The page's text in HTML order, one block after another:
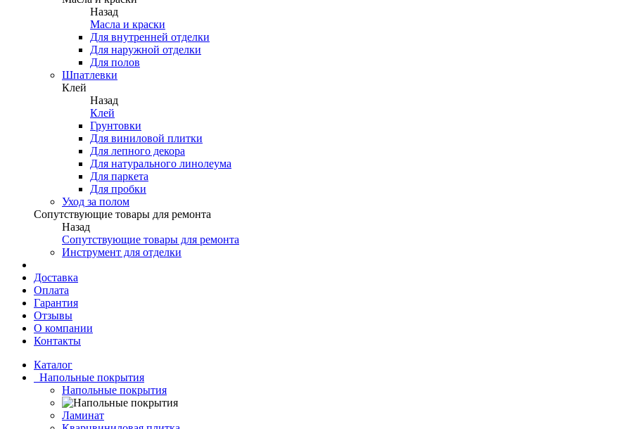
Назад
Масла и краски
Для внутренней отделки
Для наружной отделки
Для полов
Шпатлевки
Клей
Назад
Клей
Грунтовки
Для виниловой плитки
Для лепного декора
Для натурального линолеума
Для паркета
Для пробки
Уход за полом
Сопутствующие товары для ремонта
Назад
Сопутствующие товары для ремонта
Инструмент для отделки
Доставка
Оплата
Гарантия
Отзывы
О компании
Контакты
Каталог
Напольные покрытия
Напольные покрытия
Ламинат